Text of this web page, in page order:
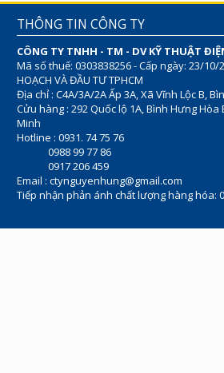
THÔNG TIN CÔNG TY
CÔNG TY TNHH - TM - DV KỸ THUẬT
Mã số thuế: 0303838256 - Cấp ngày: 23/10/
HOẠCH VÀ ĐẦU TƯ TPHCM
Địa chỉ : C4A/3A/2A Ấp 3A, Xã Vĩnh Lộc B,
Cửu hàng : 292 Quốc lộ 1A, Bình Hưng Hòa
Minh
Hotline : 0931. 74 75 76
0988 99 77 86
0917 206 459
Email : ctynguyenhung@gmail.com
Tiếp nhận phản ánh chất lượng hàng hóa: